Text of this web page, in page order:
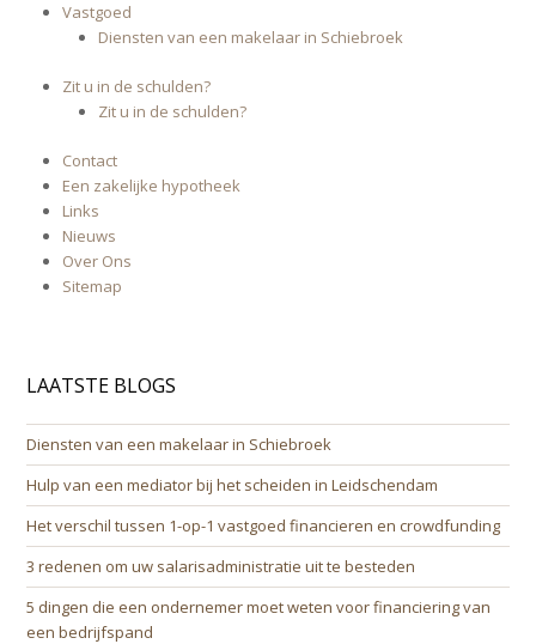
Vastgoed
Diensten van een makelaar in Schiebroek
Zit u in de schulden?
Zit u in de schulden?
Contact
Een zakelijke hypotheek
Links
Nieuws
Over Ons
Sitemap
LAATSTE BLOGS
Diensten van een makelaar in Schiebroek
Hulp van een mediator bij het scheiden in Leidschendam
Het verschil tussen 1-op-1 vastgoed financieren en crowdfunding
3 redenen om uw salarisadministratie uit te besteden
5 dingen die een ondernemer moet weten voor financiering van
een bedrijfspand